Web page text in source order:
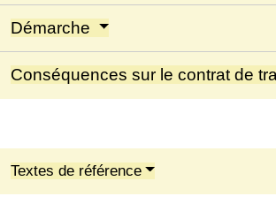
Démarche
Conséquences sur le contrat de
Textes de référence